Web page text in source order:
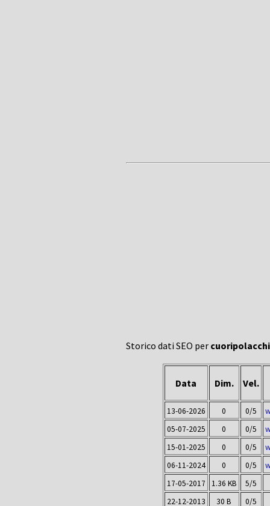
Storico dati SEO per
Data Dim. Vel.
13-06-2026 0 0/5
05-07-2025
0 0/5
15-01-2025
0 0/5
06-11-2024
0 0/5
17-05-2017
1.36 KB
5/5
22-12-2013
30 B
0/5